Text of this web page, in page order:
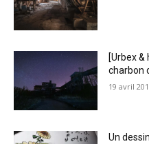
[Urbex &
charbon
19 avril
Un